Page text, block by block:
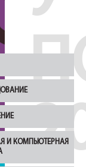
И КОМПЬЮТЕРНАЯ